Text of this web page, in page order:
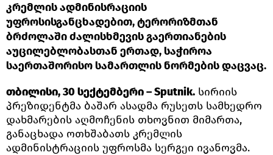
კრემლის ადმინისრაციის
უფროსისგანცხადებით, ტერორიზმთან
ბრძოლაში ძალისხმევის გაერთიანების
აუცილებლობასთან ერთად, საჭიროა
საერთაშორისო სამართლის ნორმების დაცვაც.
თბილისი, 30 სექტემბერი – Sputnik. სირიის
პრეზიდენტმა ბაშარ ასადმა რუსეთს სამხედრო
დახმარების აღმოჩენის თხოვნით მიმართა,
განაცხადა ოთხშაბათს კრემლის
ადმინისტრაციის უფროსმა სერგეი ივანოვმა.